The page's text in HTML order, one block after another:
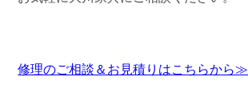
修理のご相談＆お見積りはこちらから≫